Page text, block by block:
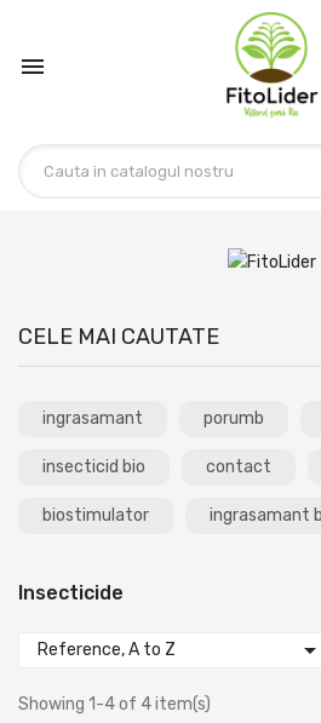

CELE MAI CAUTATE
ingrasamant porumb
insecticid bio contact
biostimulator ingrasamant
Insecticide
Reference, A to Z 
Showing 1-4 of 4 item(s)